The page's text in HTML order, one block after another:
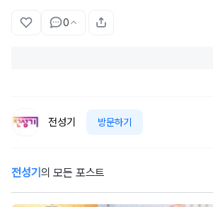
0
전성기 방문하기
전성기 의 모든 포스트